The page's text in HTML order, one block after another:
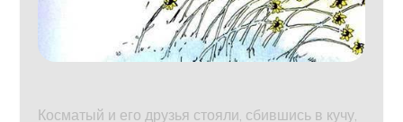
Косматый и его друзья стояли, сбившись в кучу,